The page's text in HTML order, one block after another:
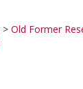
> Old Former